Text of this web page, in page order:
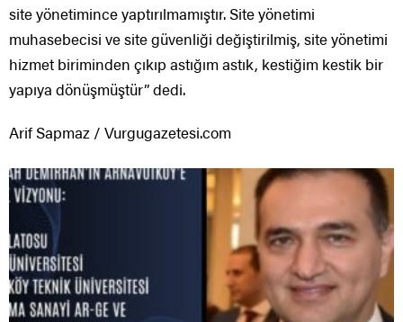
site yönetimince yaptırılmamıştır. Site yönetimi
muhasebecisi ve site güvenliği değiştirilmiş, site yönetimi
hizmet biriminden çıkıp astığım astık, kestiğim kestik bir
yapıya dönüşmüştür” dedi.
Arif Sapmaz / Vurgugazetesi.com